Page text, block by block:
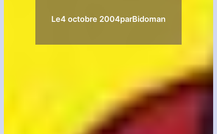
Le4 octobre 2004parBidoman